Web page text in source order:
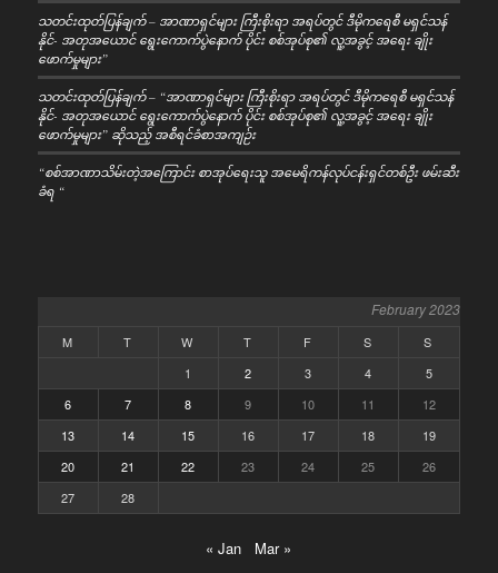
သတင်းထုတ်ပြန်ချက် – အာဏာရှင်များ ကြီးစိုးရာ အရပ်တွင် ဒီမိုကရေစီ မရှင်သန်
နိုင်- အတုအယောင် ရွေးကောက်ပွဲနောက် ပိုင်း စစ်အုပ်စု၏ လူ့အခွင့် အရေး ချိုး
ဖောက်မှုများ”
သတင်းထုတ်ပြန်ချက် – “အာဏာရှင်များ ကြီးစိုးရာ အရပ်တွင် ဒီမိုကရေစီ မရှင်သန်
နိုင်- အတုအယောင် ရွေးကောက်ပွဲနောက် ပိုင်း စစ်အုပ်စု၏ လူ့အခွင့် အရေး ချိုး
ဖောက်မှုများ” ဆိုသည့် အစီရင်ခံစာအကျဉ်း
“စစ်အာဏာသိမ်းတဲ့အကြောင်း စာအုပ်ရေးသူ အမေရိကန်လုပ်ငန်းရှင်တစ်ဦး ဖမ်းဆီး
ခံရ “
February 2023
M T W T F S
S
1
2 3 4
5
6
7 8 9 10 11
12
13
14 15 16 17 18
19
20
21 22 23 24 25
26
27
28
« Jan Mar »